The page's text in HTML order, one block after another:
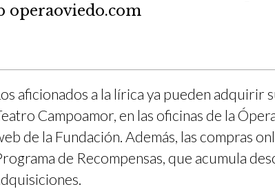
operaoviedo.com
aficionados a la lírica ya pueden adquirir
Campoamor, en las oficinas de la
de la Fundación. Además, las compras
de Recompensas, que acumula